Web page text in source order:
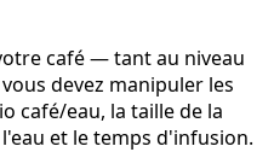
café — tant au niveau
devez manipuler les
café/eau, la taille de la
et le temps d'infusion.